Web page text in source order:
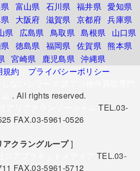
富山県 石川県 福井県 愛知県
大阪府 滋賀県 京都府 兵庫県
県 広島県 鳥取県 島根県
山口県
徳島県 福岡県 佐賀県 熊本県
宮崎県 鹿児島県 沖縄県
規約
プライバシーポリシー
. All rights reserved.
TEL.03-
FAX.03-5961-0526
アクラングループ]
TEL.03-
FAX.03-5961-5712